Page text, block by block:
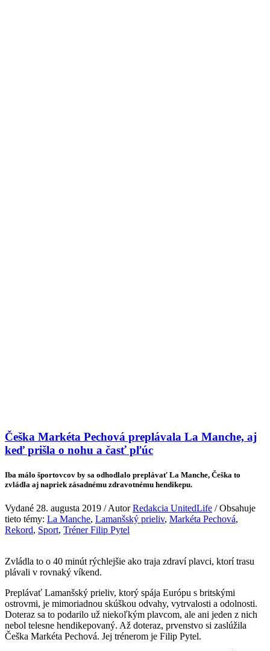
Češka Markéta Pechová preplávala La Manche, aj
keď prišla o nohu a časť pľúc
Iba málo športovcov by sa odhodlalo preplávať La Manche, Češka to
zvládla aj napriek zásadnému zdravotnému hendikepu.
Vydané 28. augusta 2019 / AutorRedakcia UnitedLife / Obsahuje
tieto témy: La Manche, Lamanšský prieliv, Markéta Pechová,
Rekord, Sport, Tréner Filip Pytel
Zvládla to o 40 minút rýchlejšie ako traja zdraví plavci, ktorí trasu
plávali v rovnaký víkend.
Preplávať Lamanšský prieliv, ktorý spája Európu s britskými
ostrovmi, je mimoriadnou skúškou odvahy, vytrvalosti a odolnosti.
Doteraz sa to podarilo už niekoľkým plavcom, ale ani jeden z nich
nebol telesne hendikepovaný. Až doteraz, prvenstvo si zaslúžila
Češka Markéta Pechová. Jej trénerom je Filip Pytel.